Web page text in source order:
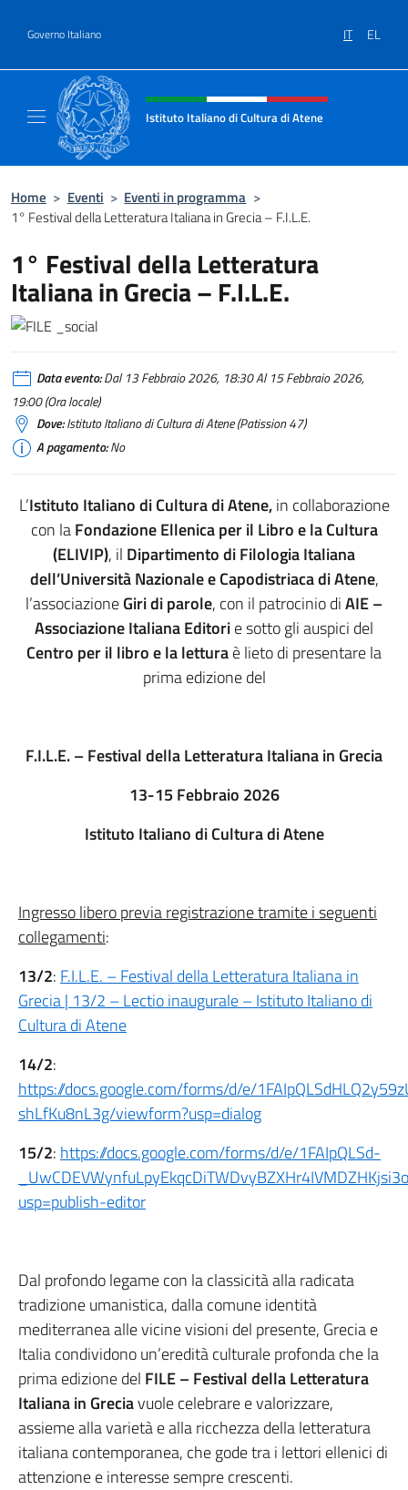
Governo Italiano IT EL
Intestazione sito, social e menù
Istituto Italiano di Cultura di Atene
Home > Eventi > Eventi in programma >
1° Festival della Letteratura Italiana in Grecia – F.I.L.E.
1° Festival della Letteratura
Italiana in Grecia – F.I.L.E.
Data evento:Dal 13 Febbraio 2026, 18:30 Al 15 Febbraio 2026,
19:00 (Ora locale)
Dove:Istituto Italiano di Cultura di Atene (Patission 47)
A pagamento:No
L’Istituto Italiano di Cultura di Atene,in collaborazione
con laFondazione Ellenica per il Libro e la Cultura
(ELIVIP), il Dipartimento di Filologia Italiana
dell’Università Nazionale e Capodistriaca di Atene,
l’associazioneGiri di parole, con il patrocinio diAIE –
Associazione Italiana Editorie sotto gli auspici del
Centro per il libro e la letturaè lieto di presentare la
prima edizione del
F.I.L.E. – Festival della Letteratura Italiana in Grecia
13-15 Febbraio 2026
Istituto Italiano di Cultura di Atene
Ingresso libero previa registrazione tramite i seguenti
collegamenti:
13/2: F.I.L.E. – Festival della Letteratura Italiana in
Grecia | 13/2 – Lectio inaugurale – Istituto Italiano di
Cultura di Atene
14/2:
https://docs.google.com/forms/d/e/
shLfKu8nL3g/viewform?usp=dialog
15/2: https://docs.google.com/forms/d/e/1FAIpQLSd-
usp=publish-editor
Dal profondo legame con la classicità alla radicata
tradizione umanistica, dalla comune identità
mediterranea alle vicine visioni del presente, Grecia e
Italia condividono un’eredità culturale profonda che la
prima edizione del FILE – Festival della Letteratura
Italiana in Greciavuole celebrare e valorizzare,
assieme alla varietà e alla ricchezza della letteratura
italiana contemporanea, che gode tra i lettori ellenici di
attenzione e interesse sempre crescenti.